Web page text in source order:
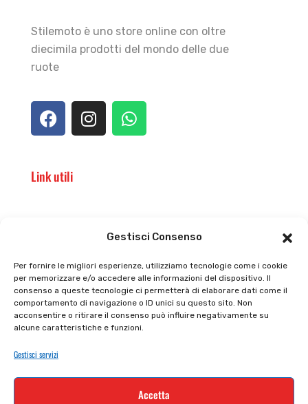
Gestisci Consenso
Per fornire le migliori esperienze, utilizziamo tecnologie come i cookie
per memorizzare e/o accedere alle informazioni del dispositivo. Il
consenso a queste tecnologie ci permetterà di elaborare dati come il
comportamento di navigazione o ID unici su questo sito. Non
acconsentire o ritirare il consenso può influire negativamente su
alcune caratteristiche e funzioni.
Gestisci servizi
Accetta
Stilemoto è uno store online con oltre
diecimila prodotti del mondo delle due
ruote
Link utili
Privacy policy
Cookie policy
Tutti prodotti
Termini e condizioni